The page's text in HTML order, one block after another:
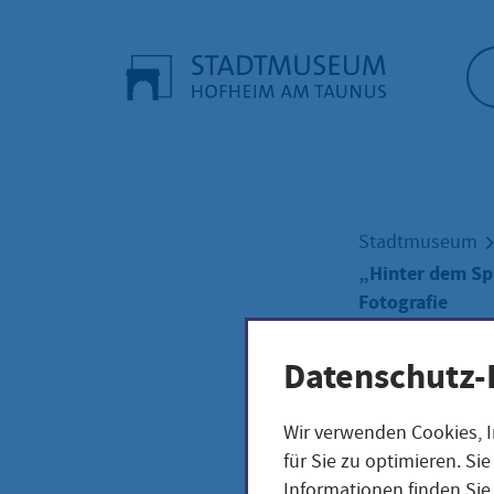
Stadtmuseum
„Hinter dem
Fotografie
Wir verwenden
für Sie zu optimieren.